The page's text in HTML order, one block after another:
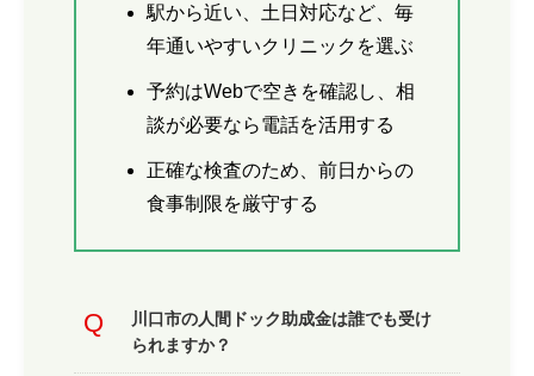
駅から近い、土日対応など、毎
年通いやすいクリニックを選ぶ
予約はWebで空きを確認し、相
談が必要なら電話を活用する
正確な検査のため、前日からの
食事制限を厳守する
川口市の人間ドック助成金は誰でも受け
られますか？